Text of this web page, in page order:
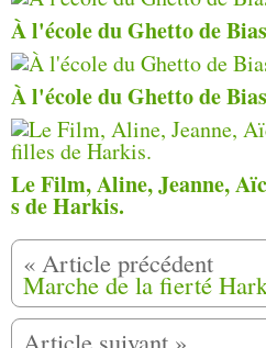
À l'école du Ghetto de
À l'école du Ghetto de
Le Film, Aline, Jeanne,
s de Harkis.
Marche de la fierté